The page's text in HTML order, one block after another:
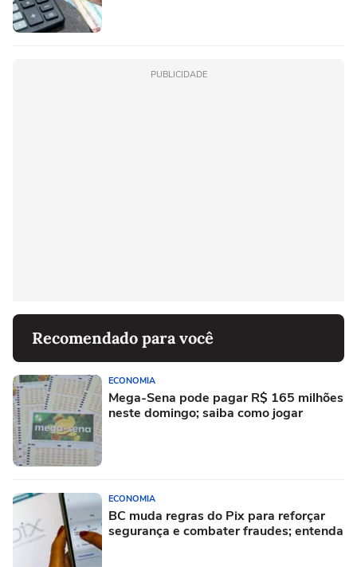
PUBLICIDADE
Recomendado para você
ECONOMIA
Mega-Sena pode pagar R$ 165 milhões
neste domingo; saiba como jogar
ECONOMIA
BC muda regras do Pix para reforçar
segurança e combater fraudes; entenda